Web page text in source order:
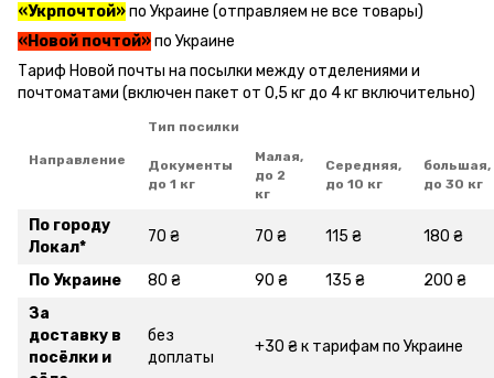
«Укрпочтой»по Украине (отправляем не все товары)
«Новой почтой»по Украине
Тариф Новой почты на посылки между отделениями и
почтоматами (включен пакет от 0,5 кг до 4 кг включительно)
Направление
Тип посилки
Документы
до 1 кг
Малая,
до 2
кг
Середняя,
до 10 кг
большая,
до 30 кг
По городу
Локал*
70 ₴ 70 ₴ 115 ₴ 180 ₴
По Украине 80 ₴ 90 ₴ 135 ₴
200 ₴
За
доставку в
посёлки и
без
доплаты
+30 ₴ к тарифам по Украине